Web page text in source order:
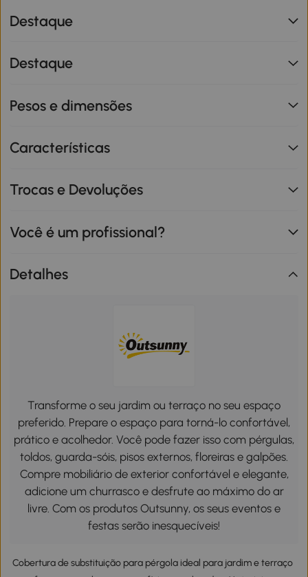
Destaque
Destaque
Pesos e dimensões
Características
Trocas e Devoluções
Você é um profissional?
Detalhes
Transforme o seu jardim ou terraço no seu espaço
preferido. Prepare o espaço para torná-lo confortável,
prático e acolhedor. Você pode fazer isso com pérgulas,
toldos, guarda-sóis, pisos externos, floreiras e galpões.
Compre mobiliário de exterior confortável e elegante,
adicione um churrasco e desfrute ao máximo do ar
livre. Com os produtos Outsunny, os seus eventos e
festas serão inesquecíveis!
Cobertura de substituição para pérgola ideal para jardim e terraço